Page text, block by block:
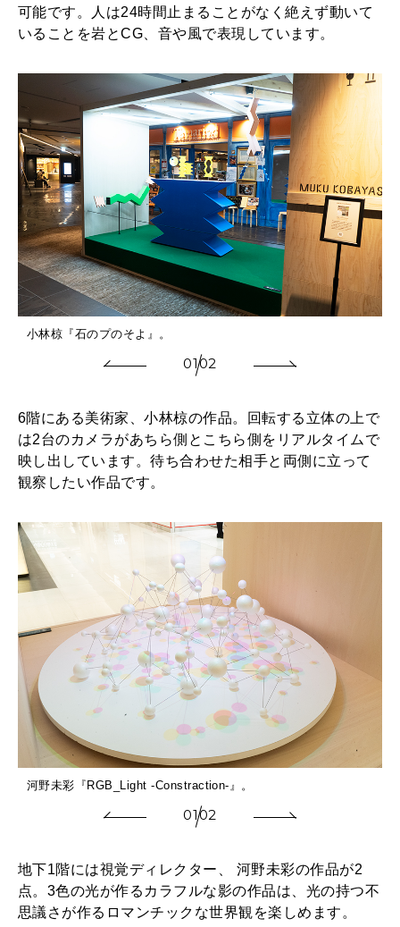
可能です。人は24時間止まることがなく絶えず動いて
いることを岩とCG、音や風で表現しています。
小林椋『石のプのそよ』。
0102
6階にある美術家、小林椋の作品。回転する立体の上で
は2台のカメラがあちら側とこちら側をリアルタイムで
映し出しています。待ち合わせた相手と両側に立って
観察したい作品です。
河野未彩『RGB_Light -Constraction-』。
0102
地下1階には視覚ディレクター、 河野未彩の作品が2
点。3色の光が作るカラフルな影の作品は、光の持つ不
思議さが作るロマンチックな世界観を楽しめます。